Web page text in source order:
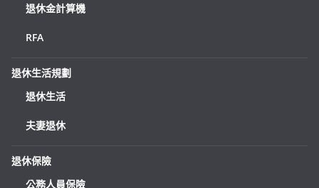
退休金計算機
RFA
退休生活規劃
退休生活
夫妻退休
退休保險
公務人員保險